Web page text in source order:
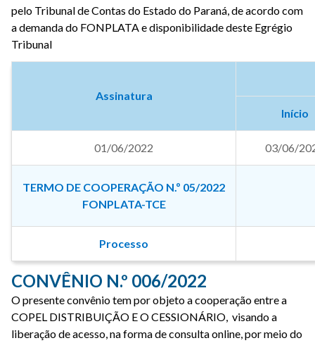
pelo Tribunal de Contas do Estado do Paraná, de acordo com
a demanda do FONPLATA e disponibilidade deste Egrégio
Tribunal
Assinatura
Início
01/06/2022 03/06/
TERMO DE COOPERAÇÃO N.º 05/2022
FONPLATA-TCE
Processo
CONVÊNIO N.º 006/2022
O presente convênio tem por objeto a cooperação entre a
COPEL DISTRIBUIÇÃO E O CESSIONÁRIO, visando a
liberação de acesso, na forma de consulta online, por meio do